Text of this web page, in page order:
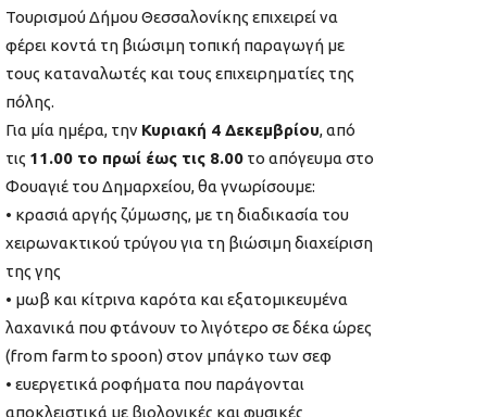
Τουρισμού Δήμου Θεσσαλονίκης επιχειρεί να
φέρει κοντά τη βιώσιμη τοπική παραγωγή με
τους καταναλωτές και τους επιχειρηματίες της
πόλης.
Για μία ημέρα, την Κυριακή 4 Δεκεμβρίου, από
τις 11.00 το πρωί έως τις 8.00 το απόγευμα στο
Φουαγιέ του Δημαρχείου, θα γνωρίσουμε:
• κρασιά αργής ζύμωσης, με τη διαδικασία του
χειρωνακτικού τρύγου για τη βιώσιμη διαχείριση
της γης
• μωβ και κίτρινα καρότα και εξατομικευμένα
λαχανικά που φτάνουν το λιγότερο σε δέκα ώρες
(from farm to spoon) στον μπάγκο των σεφ
• ευεργετικά ροφήματα που παράγονται
αποκλειστικά με βιολογικές και φυσικές